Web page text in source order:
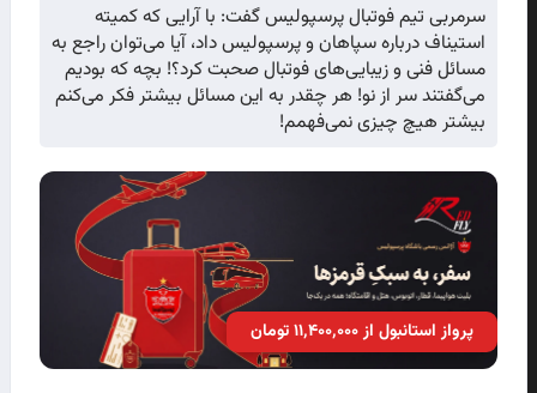
سرمربی تیم فوتبال پرسپولیس گفت: با آرایی که کمیته
استیناف درباره سپاهان و پرسپولیس داد، آیا می‌توان راجع به
مسائل فنی و زیبایی‌های فوتبال صحبت کرد؟! بچه که بودیم
می‌گفتند سر از نو! هر چقدر به این مسائل بیشتر فکر می‌کنم
بیشتر هیچ چیزی نمی‌فهمم!
پرواز استانبول از ۱۱٬۴۰۰٬۰۰۰ تومان